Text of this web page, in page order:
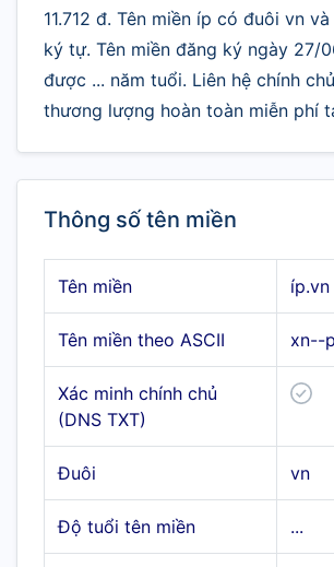
11.712 đ. Tên miền íp có đuôi vn
ký tự. Tên miền đăng ký ngày 27/
được ... năm tuổi. Liên hệ chính
thương lượng hoàn toàn miễn phí
Thông số tên miền
Tên miền íp.vn
Tên miền theo ASCII xn--
Xác minh chính chủ
(DNS TXT)
Đuôi vn
Độ tuổi tên miền ...